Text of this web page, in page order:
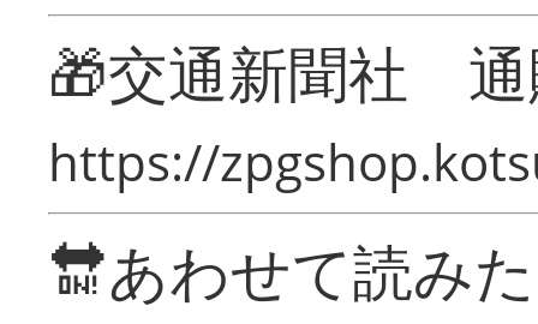
🎁交通新聞社
https://
🔛あわせて読み